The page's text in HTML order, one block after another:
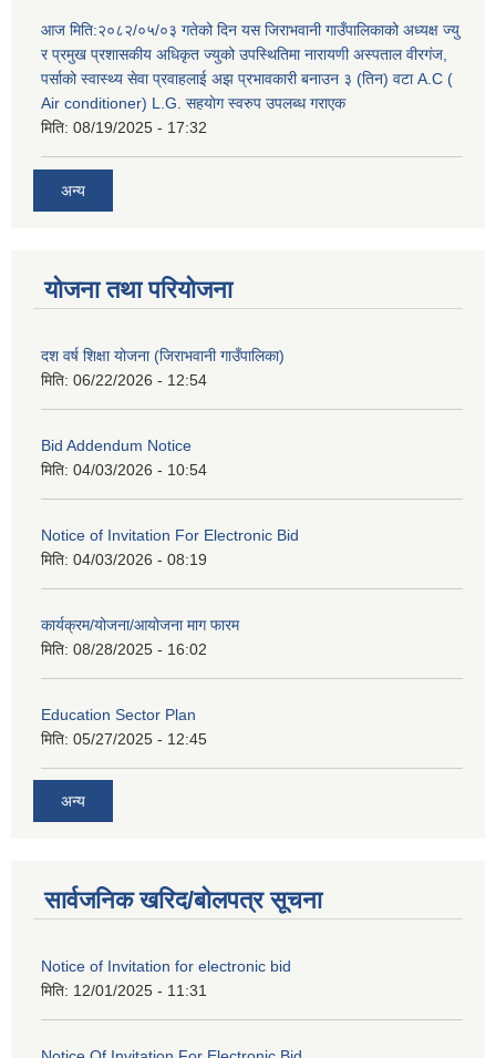
आज मिति:२०८२/०५/०३ गतेको दिन यस जिराभवानी गाउँपालिकाको अध्यक्ष ज्यु
र प्रमुख प्रशासकीय अधिकृत ज्युको उपस्थितिमा नारायणी अस्पताल वीरगंज,
पर्साको स्वास्थ्य सेवा प्रवाहलाई अझ प्रभावकारी बनाउन ३ (तिन) वटा A.C (
Air conditioner) L.G. सहयाेग स्वरुप उपलब्ध गराएक
मिति: 08/19/2025 - 17:32
अन्य
योजना तथा परियोजना
दश वर्ष शिक्षा योजना (जिराभवानी गाउँपालिका)
मिति: 06/22/2026 - 12:54
Bid Addendum Notice
मिति: 04/03/2026 - 10:54
Notice of Invitation For Electronic Bid
मिति: 04/03/2026 - 08:19
कार्यक्रम/योजना/आयोजना माग फारम
मिति: 08/28/2025 - 16:02
Education Sector Plan
मिति: 05/27/2025 - 12:45
अन्य
सार्वजनिक खरिद/बोलपत्र सूचना
Notice of Invitation for electronic bid
मिति: 12/01/2025 - 11:31